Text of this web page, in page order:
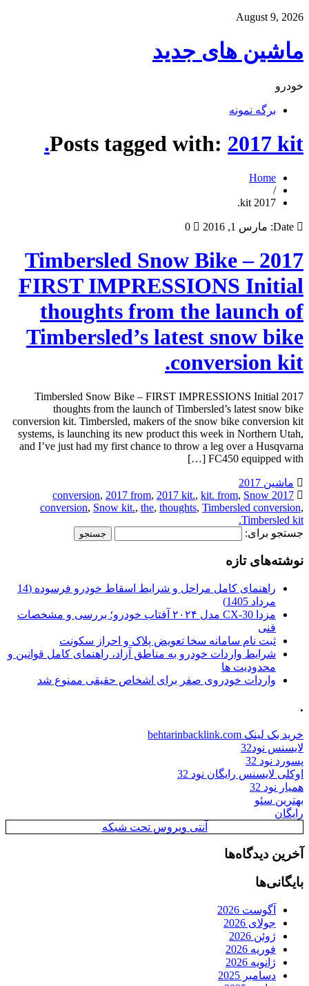
August 9, 2026
ماشین های جدید
خودرو
برگه نمونه
Posts tagged with: 2017 kit.
Home
/
2017 kit.
Date: مارس 1, 2016 0
2017 Timbersled Snow Bike –
FIRST IMPRESSIONS Initial
thoughts from the launch of
Timbersled’s latest snow bike
conversion kit.
2017 Timbersled Snow Bike – FIRST IMPRESSIONS Initial
thoughts from the launch of Timbersled’s latest snow bike
conversion kit. Timbersled, makers of the snow bike conversion kit
systems, is launching its new product this week in Northern Utah,
and I’ve just had my first chance to throw a leg over a Husqvarna
FC450 equipped with […]
ماشین 2017
2017 conversion
, 2017 from, 2017 kit., kit. from, Snow
conversion, Snow kit., the, thoughts, Timbersled conversion,
Timbersled kit.
جستجو برای:
نوشته‌های تازه
راهنمای کامل مراحل و شرایط اسقاط خودرو فرسوده (14
مرداد 1405)
مزدا CX-30 مدل ۲۰۲۴ آفتاب خودرو؛ بررسی و مشخصات
فنی
ثبت نام سامانه سخا تعویض پلاک و احراز سکونت
شرایط واردات خودرو به مناطق آزاد، راهنمای کامل قوانین و
محدودیت ها
واردات خودروی صفر برای اشخاص حقیقی ممنوع شد
.
خرید بک لینک behtarinbacklink.com
لایسنس نود32
پسورد نود 32
اوکلی لایسنس رایگان نود 32
همیار نود 32
بهترین سئو
رایگان
آنتی ویروس تحت شبکه
آخرین دیدگاه‌ها
بایگانی‌ها
آگوست 2026
جولای 2026
ژوئن 2026
فوریه 2026
ژانویه 2026
دسامبر 2025